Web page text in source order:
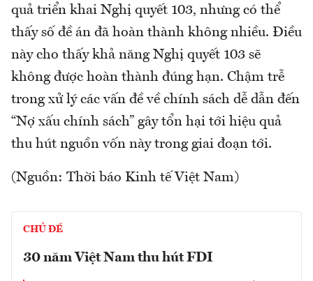
quả triển khai Nghị quyết 103, nhưng có thể
thấy số đề án đã hoàn thành không nhiều. Điều
này cho thấy khả năng Nghị quyết 103 sẽ
không được hoàn thành đúng hạn. Chậm trễ
trong xử lý các vấn đề về chính sách dễ dẫn đến
“Nợ xấu chính sách” gây tổn hại tới hiệu quả
thu hút nguồn vốn này trong giai đoạn tới.
(Nguồn: Thời báo Kinh tế Việt Nam)
CHỦ ĐỀ
30 năm Việt Nam thu hút FDI